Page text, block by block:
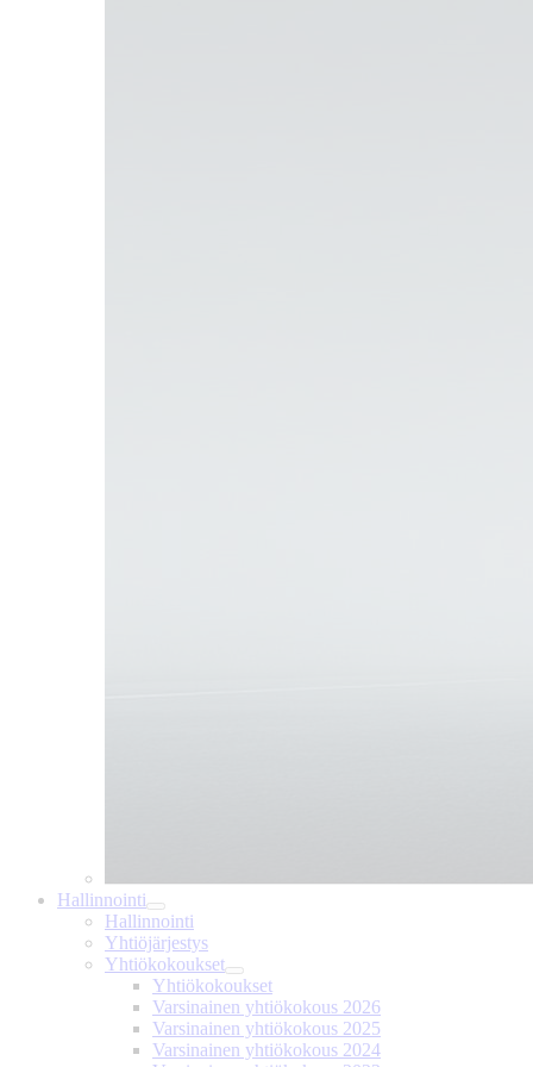
Hallinnointi
Hallinnointi
Yhtiöjärjestys
Yhtiökokoukset
Yhtiökokoukset
Varsinainen yhtiökokous 2026
Varsinainen yhtiökokous 2025
Varsinainen yhtiökokous 2024